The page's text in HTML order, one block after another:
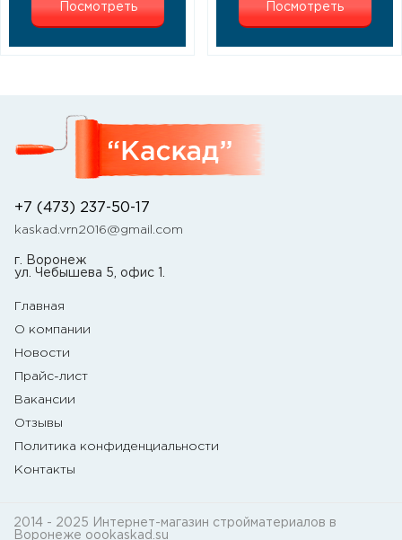
Посмотреть Посмотреть
+7 (473) 237-50-17
kaskad.vrn2016@gmail.com
г. Воронеж
ул. Чебышева 5, офис 1.
Главная
О компании
Новости
Прайс-лист
Вакансии
Отзывы
Политика конфиденциальности
Контакты
2014 - 2025 Интернет-магазин стройматериалов в
Воронеже oookaskad.su